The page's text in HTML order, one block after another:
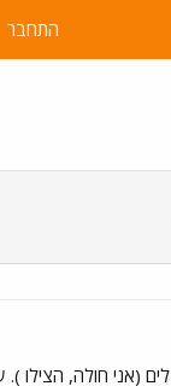
התחבר